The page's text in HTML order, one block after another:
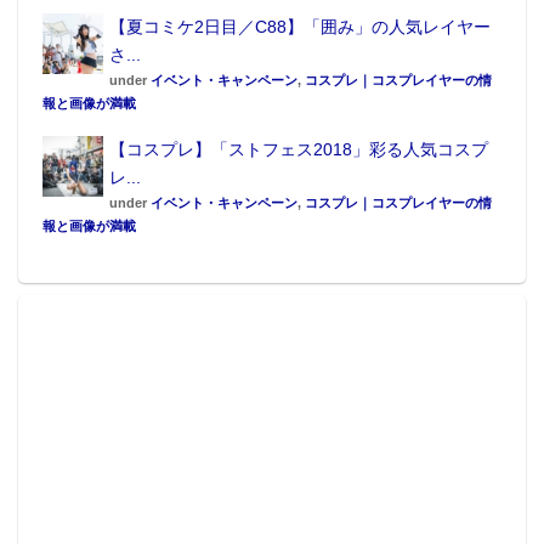
【夏コミケ2日目／C88】「囲み」の人気レイヤー
さ...
under イベント・キャンペーン, コスプレ｜コスプレイヤーの情
報と画像が満載
【コスプレ】「ストフェス2018」彩る人気コスプ
レ...
under イベント・キャンペーン, コスプレ｜コスプレイヤーの情
報と画像が満載